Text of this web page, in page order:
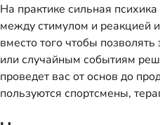
На практике сильная
между стимулом и реакцией
вместо того чтобы
или случайным событиям
проведет вас от основ до
пользуются спортсмены,